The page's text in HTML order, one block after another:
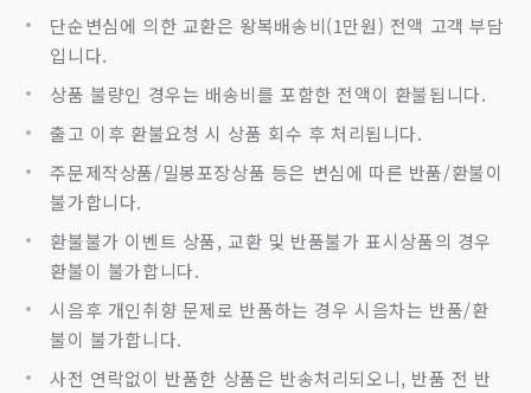
단순변심에 의한 교환은 왕복배송비(1만원) 전액 고객 부담
입니다.
상품 불량인 경우는 배송비를 포함한 전액이 환불됩니다.
출고 이후 환불요청 시 상품 회수 후 처리됩니다.
주문제작상품/밀봉포장상품 등은 변심에 따른 반품/환불이
불가합니다.
환불불가 이벤트 상품, 교환 및 반품불가 표시상품의 경우
환불이 불가합니다.
시음후 개인취향 문제로 반품하는 경우 시음차는 반품/환
불이 불가합니다.
사전 연락없이 반품한 상품은 반송처리되오니, 반품 전 반